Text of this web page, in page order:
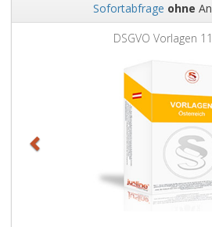
Sofortabfrage ohne
DSGVO Vorlagen